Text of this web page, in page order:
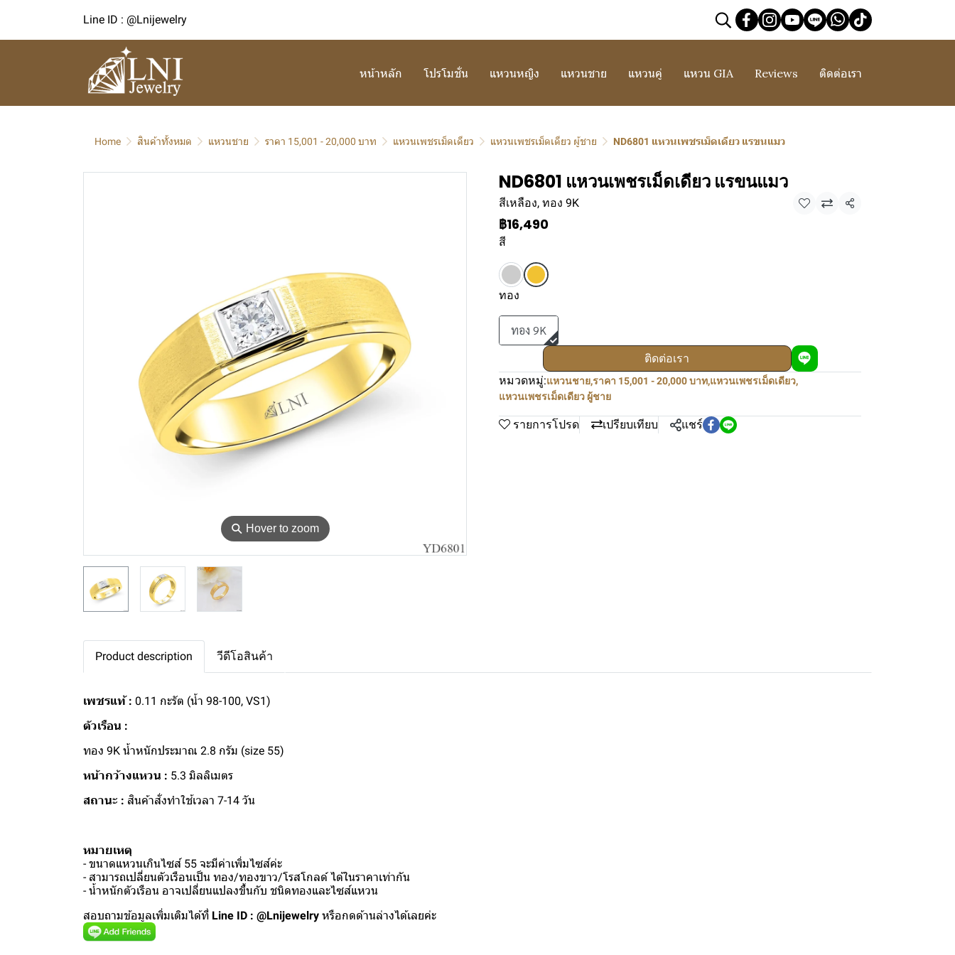
Line ID : @Lnijewelry
หน้าหลัก โปรโมชั่น แหวนหญิง แหวนชาย แหวนคู่ แหวน GIA Reviews ติดต่อเรา
Home สินค้าทั้งหมด แหวนชาย ราคา 15,001 - 20,000 บาท แหวนเพชรเม็ดเดียว แหวนเพชรเม็ดเดียว ผู้ชาย ND6801 แหวนเพชรเม็ดเดียว แรขนแมว
⚲ Hover to zoom
ND6801 แหวนเพชรเม็ดเดียว แรขนแมว
สีเหลือง, ทอง 9K แชร์
฿16,490
สี
ทอง
ทอง 9K
ติดต่อเรา
หมวดหมู่:แหวนชาย,ราคา 15,001 - 20,000 บาท,แหวนเพชรเม็ดเดียว,
แหวนเพชรเม็ดเดียว ผู้ชาย
รายการโปรด เปรียบเทียบ แชร์
Product description วีดีโอสินค้า
เพชรแท้ : 0.11 กะรัต (น้ำ 98-100, VS1)
ตัวเรือน :
ทอง 9K น้ำหนักประมาณ 2.8 กรัม (size 55)
หน้ากว้างแหวน : 5.3 มิลลิเมตร
สถานะ : สินค้าสั่งทำใช้เวลา 7-14 วัน
หมายเหตุ
- ขนาดแหวนเกินไซส์ 55 จะมีค่าเพิ่มไซส์ค่ะ
- สามารถเปลี่ยนตัวเรือนเป็น ทอง/ทองขาว/โรสโกลด์ ได้ในราคาเท่ากัน
- น้ำหนักตัวเรือน อาจเปลี่ยนแปลงขึ้นกับ ชนิดทองและไซส์แหวน
สอบถามข้อมูลเพิ่มเติมได้ที่ Line ID : @Lnijewelry หรือกดด้านล่างได้เลยค่ะ